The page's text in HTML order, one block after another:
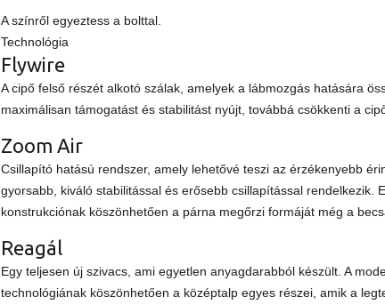
A színről egyeztess a bolttal.
Technológia
Flywire
A cipő felső részét alkotó szálak, amelyek a lábmozgás hatására
maximálisan támogatást és stabilitást nyújt, továbbá csökkenti a
Zoom Air
Csillapító hatású rendszer, amely lehetővé teszi az érzékenyebb
gyorsabb, kiváló stabilitással és erősebb csillapítással rendelkezik.
konstrukciónak köszönhetően a párna megőrzi formáját még a
Reagál
Egy teljesen új szivacs, ami egyetlen anyagdarabból készült. A
technológiának köszönhetően a középtalp egyes részei, amik a